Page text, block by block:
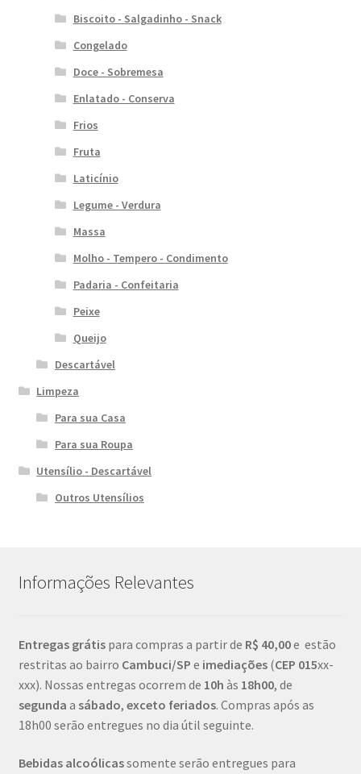
Biscoito - Salgadinho - Snack
Congelado
Doce - Sobremesa
Enlatado - Conserva
Frios
Fruta
Laticínio
Legume - Verdura
Massa
Molho - Tempero - Condimento
Padaria - Confeitaria
Peixe
Queijo
Descartável
Limpeza
Para sua Casa
Para sua Roupa
Utensílio - Descartável
Outros Utensílios
Informações Relevantes
Entregas grátis para compras a partir de R$ 40,00e estão
restritas ao bairro Cambuci/SP e imediações(CEP 015xx-
xxx). Nossas entregas ocorrem de 10h às 18h00, de
segunda a sábado, exceto feriados. Compras após as
18h00 serão entregues no dia útil seguinte.
Bebidas alcoólicassomente serão entregues para